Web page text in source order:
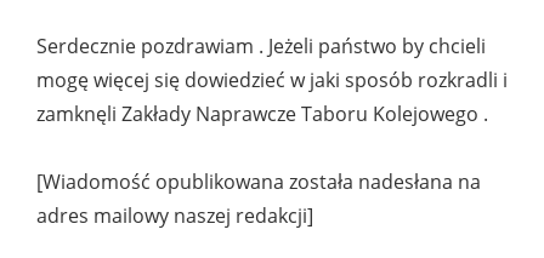
Serdecznie pozdrawiam . Jeżeli państwo by chcieli
mogę więcej się dowiedzieć w jaki sposób rozkradli i
zamknęli Zakłady Naprawcze Taboru Kolejowego .
[Wiadomość opublikowana została nadesłana na
adres mailowy naszej redakcji]